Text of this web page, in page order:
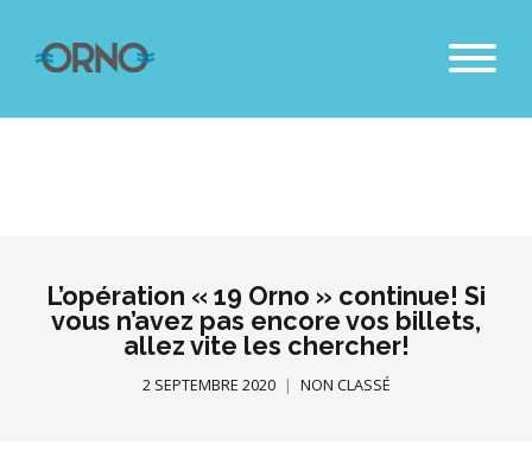
L’opération « 19 Orno » continue! Si
vous n’avez pas encore vos billets,
allez vite les chercher!
2 SEPTEMBRE 2020 NON CLASSÉ